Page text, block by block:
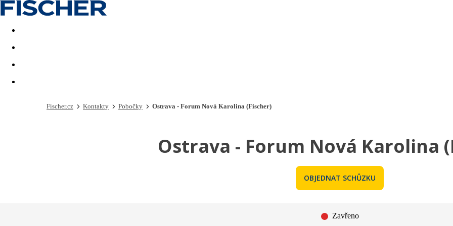
Akční nabídky Last minute
Fischer.cz Kontakty Pobočky Ostrava - Forum Nová Karolina (Fischer)
Ostrava - Forum Nová Karolina
OBJEDNAT SCHŮZKU
Zavřeno